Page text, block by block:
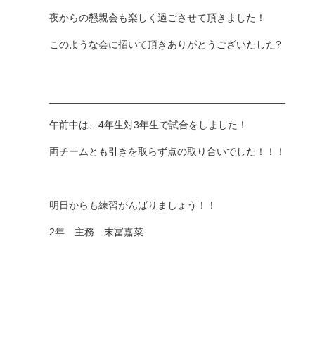
夜からの懇親会も楽しく過ごさせて頂きました！
このような会に招いて頂きありがとうございたした?
午前中は、4年生対3年生で試合をしました！
両チームとも引きを取らず点の取り合いでした！！！
明日からも練習がんばりましょう！！
2年 主務 末冨嘉菜